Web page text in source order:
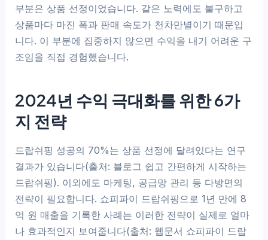
부분은 상품 선정이었습니다. 같은 노력에도 불구하고
상품마다 마진 폭과 판매 속도가 천차만별이기 때문입
니다. 이 부분에 집중하지 않으면 수익을 내기 어려운 구
조임을 직접 경험했습니다.
2024년 수익 극대화를 위한 6가
지 전략
드랍쉬핑 성공의 70%는 상품 선정에 달려있다는 연구
결과가 있습니다(출처: 블로그 쉽고 간편하게 시작하는
드랍쉬핑). 이외에도 마케팅, 공급망 관리 등 다방면의
전략이 필요합니다. 쇼피파이 드랍쉬핑으로 1년 만에 8
억 원 매출을 기록한 사례는 이러한 전략이 실제로 얼마
나 효과적인지 보여줍니다(출처: 웹문서 쇼피파이 드랍